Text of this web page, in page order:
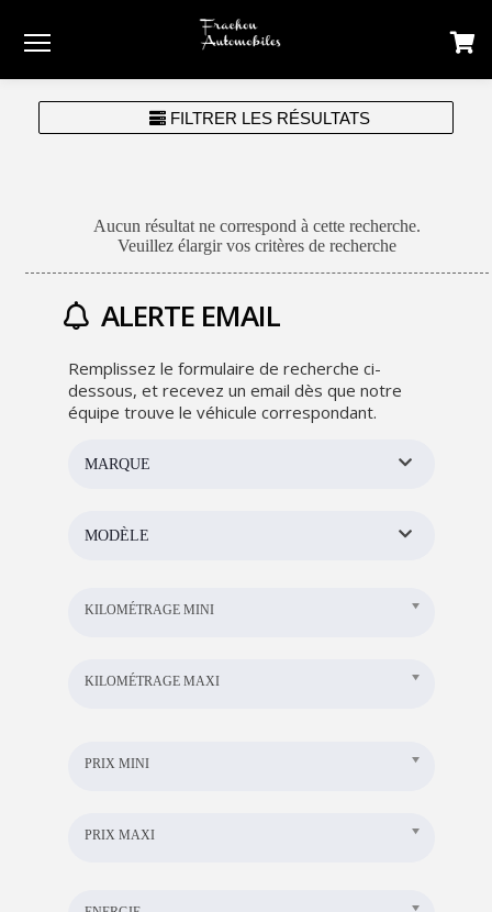
FILTRER LES RÉSULTATS
Aucun résultat ne correspond à cette recherche.
Veuillez élargir vos critères de recherche
ALERTE EMAIL
Remplissez le formulaire de recherche ci-
dessous, et recevez un email dès que notre
équipe trouve le véhicule correspondant.
MARQUE
MODÈLE
KILOMÉTRAGE MINI
KILOMÉTRAGE MAXI
PRIX MINI
PRIX MAXI